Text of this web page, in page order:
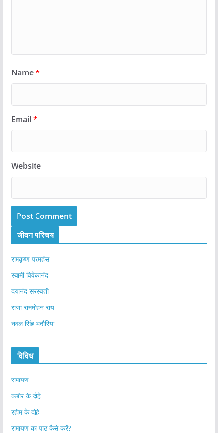
Name*
Email*
Website
जीवन परिचय
रामकृष्ण परमहंस
स्वामी विवेकानंद
दयानंद सरस्वती
राजा राममोहन राय
नवल सिंह भदौरिया
विविध
रामायण
कबीर के दोहे
रहीम के दोहे
रामायण का पाठ कैसे करें?